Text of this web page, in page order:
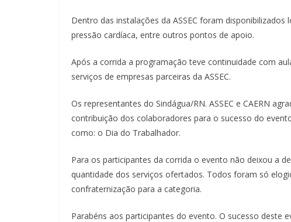
Dentro das instalações da ASSEC foram
pressão cardíaca, entre outros pontos de apoio.
Após a corrida a programação teve continuidade com
serviços de empresas parceiras da ASSEC.
Os representantes do Sindágua/RN. ASSEC e CAERN
contribuição dos colaboradores para o sucesso do
como: o Dia do Trabalhador.
Para os participantes da corrida o evento não deixou a
quantidade dos serviços ofertados. Todos foram só
confraternização para a categoria.
Parabéns aos participantes do evento. O sucesso deste